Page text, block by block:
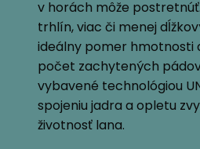
v horách môže
trhlín, viac či menej
ideálny pomer hmotnosti
počet zachytených
vybavené technológiou
spojeniu jadra a opletu
životnosť lana.